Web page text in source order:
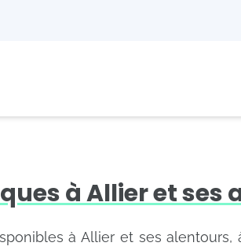
à Allier et ses
à Allier et ses alentours,